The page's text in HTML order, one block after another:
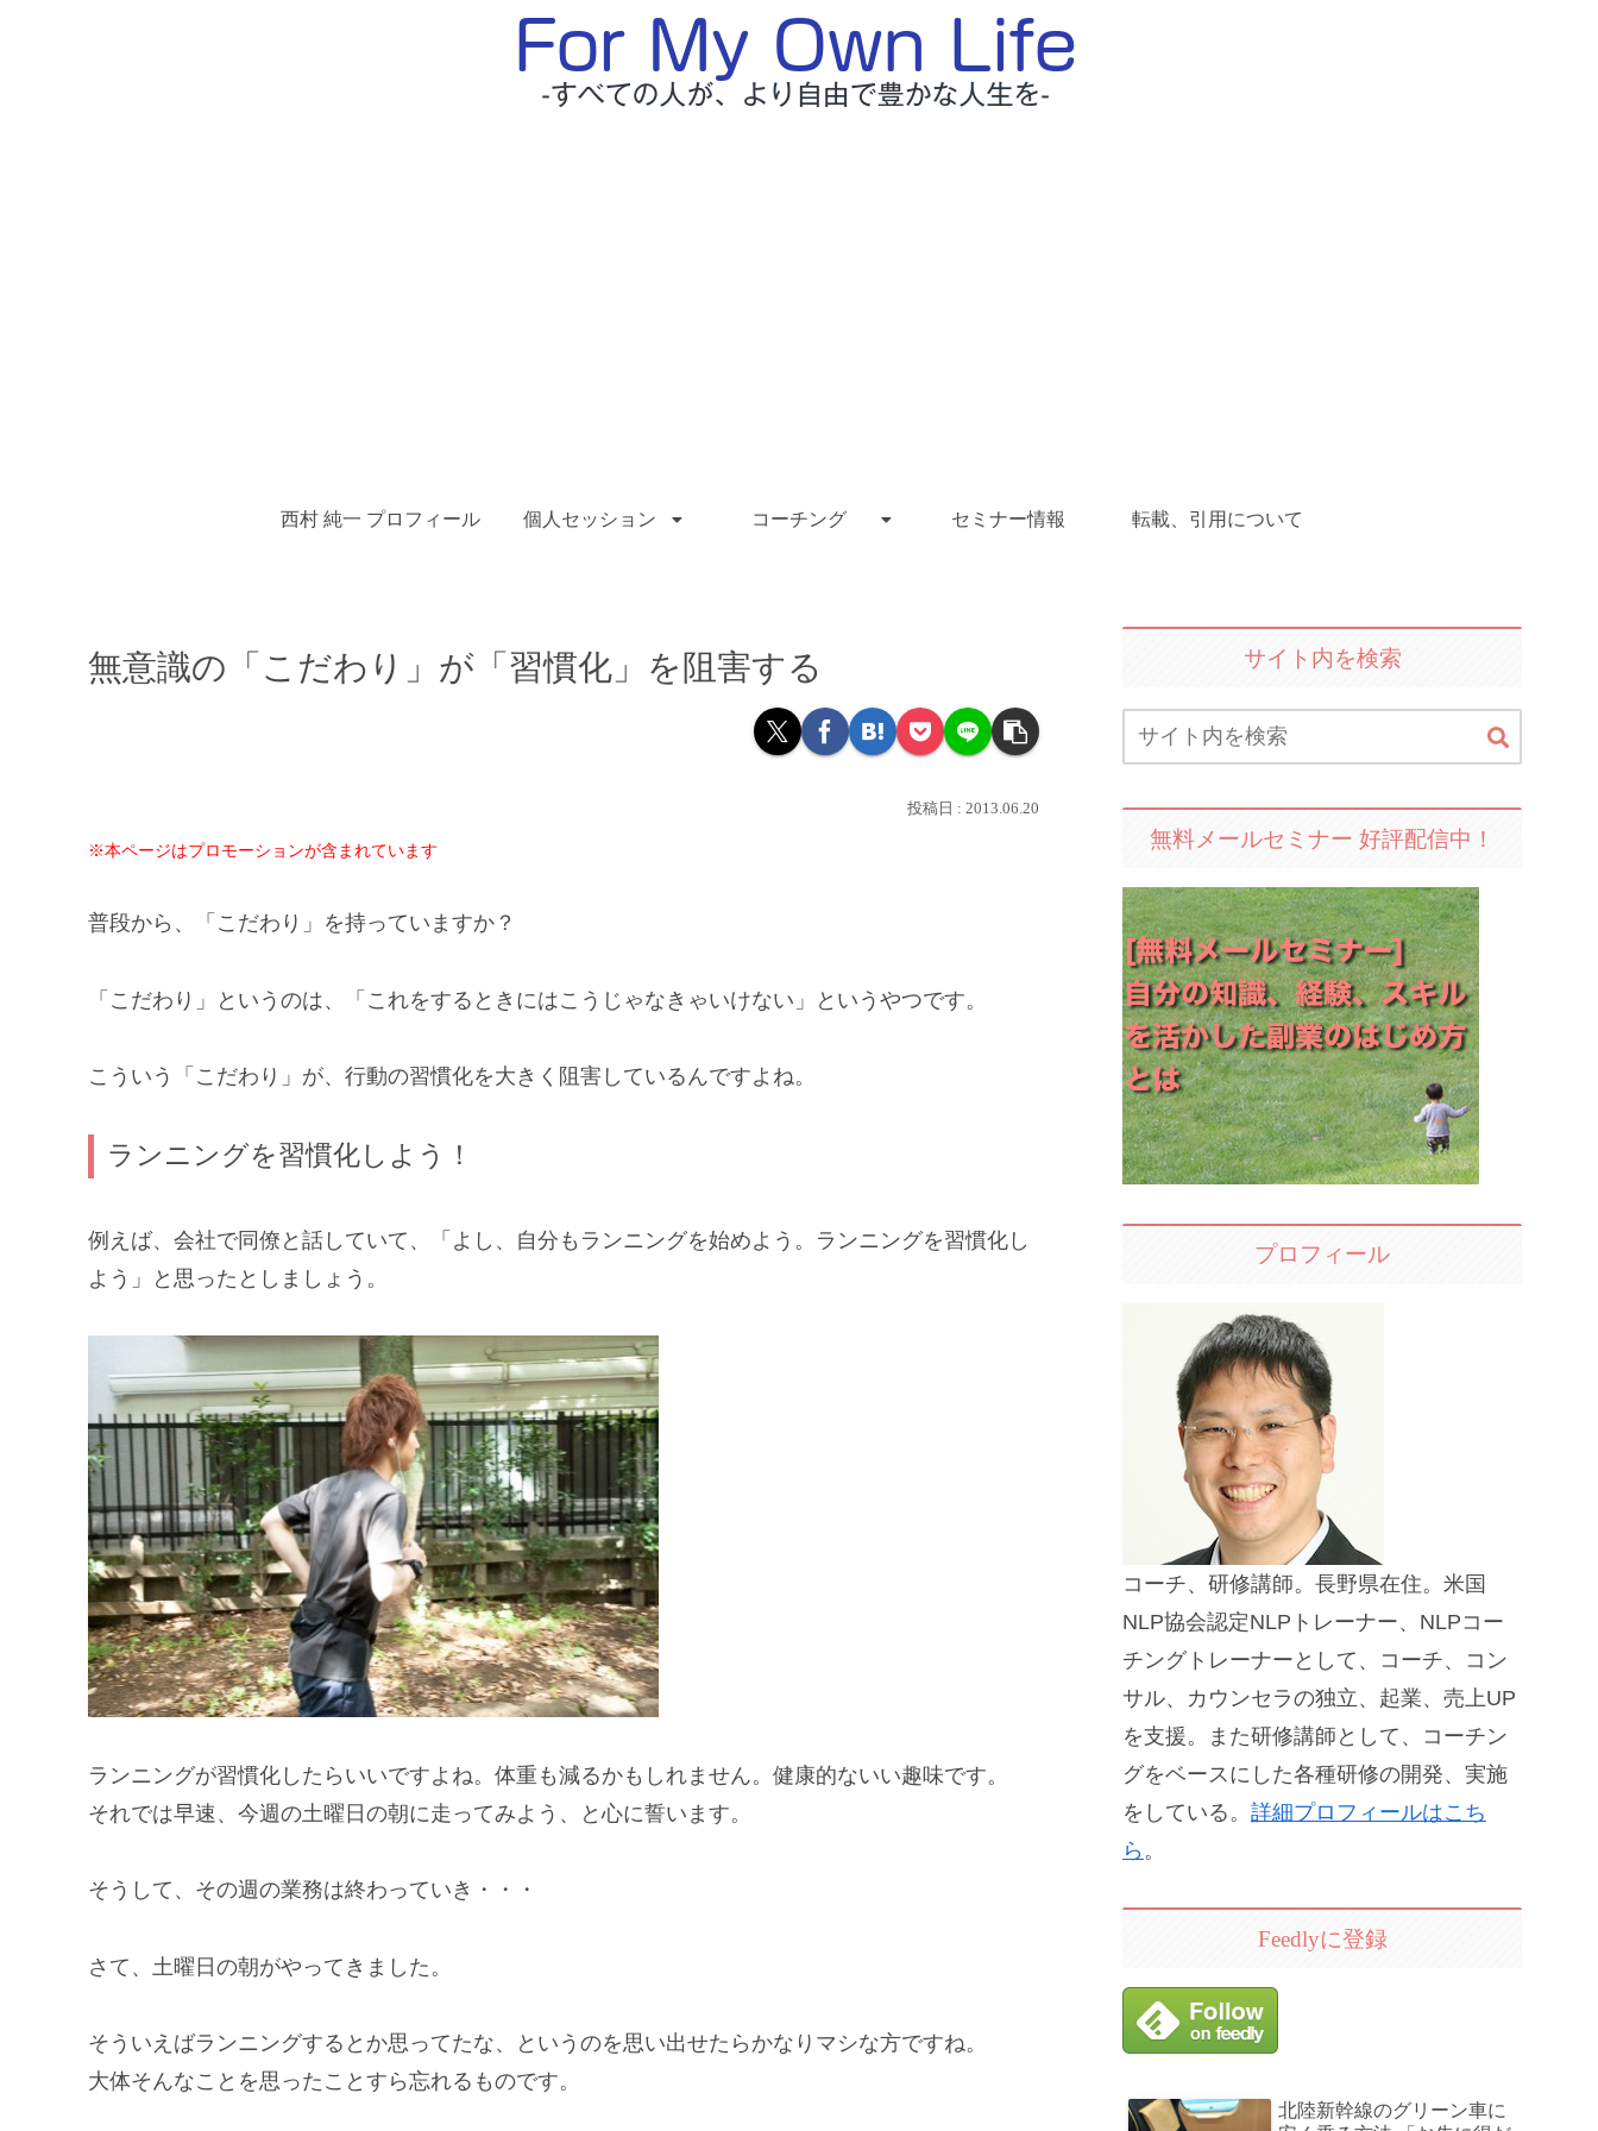
西村 純一 プロフィール 個人セッション コーチング セミナー情報 転載、引用について
無意識の「こだわり」が「習慣化」を阻害する
2013.06.20
※本ページはプロモーションが含まれています
普段から、「こだわり」を持っていますか？
「こだわり」というのは、「これをするときにはこうじゃなきゃいけない」というやつです。
こういう「こだわり」が、行動の習慣化を大きく阻害しているんですよね。
ランニングを習慣化しよう！
例えば、会社で同僚と話していて、「よし、自分もランニングを始めよう。ランニングを習慣化し
よう」と思ったとしましょう。
ランニングが習慣化したらいいですよね。体重も減るかもしれません。健康的ないい趣味です。
それでは早速、今週の土曜日の朝に走ってみよう、と心に誓います。
そうして、その週の業務は終わっていき・・・
さて、土曜日の朝がやってきました。
そういえばランニングするとか思ってたな、というのを思い出せたらかなりマシな方ですね。
大体そんなことを思ったことすら忘れるものです。
サイト内を検索
無料メールセミナー 好評配信中！
プロフィール
コーチ、研修講師。長野県在住。米国
NLP協会認定NLPトレーナー、NLPコー
チングトレーナーとして、コーチ、コン
サル、カウンセラの独立、起業、売上UP
を支援。また研修講師として、コーチン
グをベースにした各種研修の開発、実施
をしている。 詳細プロフィールはこち
ら 。
Feedlyに登録
北陸新幹線のグリーン車に